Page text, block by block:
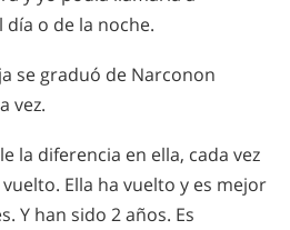
o de la noche.
se graduó de Narconon
vez.
la diferencia en ella, cada vez
Ella ha vuelto y es mejor
Y han sido 2 años. Es